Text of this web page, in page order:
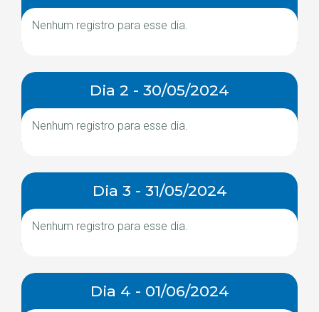
Nenhum registro para esse dia.
Dia 2 - 30/05/2024
Nenhum registro para esse dia.
Dia 3 - 31/05/2024
Nenhum registro para esse dia.
Dia 4 - 01/06/2024